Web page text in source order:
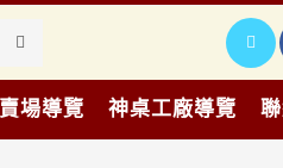
賣場導覽 神桌工廠導覽